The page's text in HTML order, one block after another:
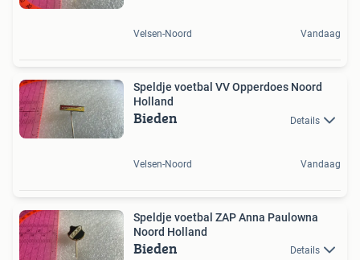
Velsen-Noord Vandaag
Speldje voetbal VV Opperdoes Noord
Holland
Bieden Details
Velsen-Noord Vandaag
Speldje voetbal ZAP Anna Paulowna
Noord Holland
Bieden Details